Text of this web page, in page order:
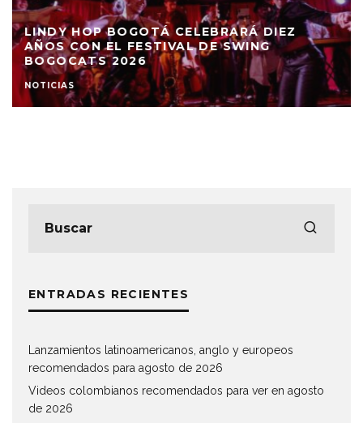
LINDY HOP BOGOTÁ CELEBRARÁ DIEZ
AÑOS CON EL FESTIVAL DE SWING
BOGOCATS 2026
NOTICIAS
ENTRADAS RECIENTES
Lanzamientos latinoamericanos, anglo y europeos
recomendados para agosto de 2026
Videos colombianos recomendados para ver en agosto
de 2026